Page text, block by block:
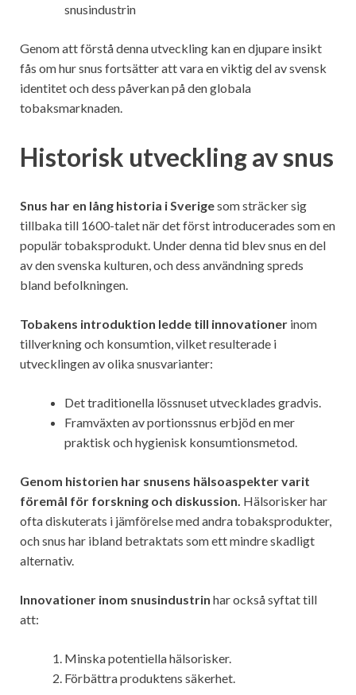
snusindustrin
Genom att förstå denna utveckling kan en djupare insikt
fås om hur snus fortsätter att vara en viktig del av svensk
identitet och dess påverkan på den globala
tobaksmarknaden.
Historisk utveckling av snus
Snus har en lång historia i Sverigesom sträcker sig
tillbaka till 1600-talet när det först introducerades som en
populär tobaksprodukt. Under denna tid blev snus en del
av den svenska kulturen, och dess användning spreds
bland befolkningen.
Tobakens introduktion ledde till innovationer inom
tillverkning och konsumtion, vilket resulterade i
utvecklingen av olika snusvarianter:
Det traditionella lössnuset utvecklades gradvis.
Framväxten av portionssnus erbjöd en mer
praktisk och hygienisk konsumtionsmetod.
Genom historien har snusens hälsoaspekter varit
föremål för forskning och diskussion. Hälsorisker har
ofta diskuterats i jämförelse med andra tobaksprodukter,
och snus har ibland betraktats som ett mindre skadligt
alternativ.
Innovationer inom snusindustrin har också syftat till
att:
Minska potentiella hälsorisker.
Förbättra produktens säkerhet.